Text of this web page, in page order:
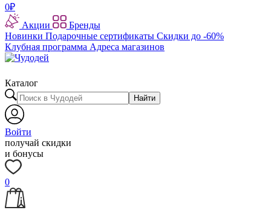
0₽
Акции
Бренды
Новинки Подарочные сертификаты Скидки до -60%
Клубная программа Адреса магазинов
Каталог
Найти
Войти
получай скидки
и бонусы
0